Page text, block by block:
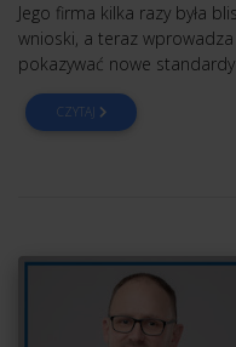
Jego firma kilka razy była
wnioski, a teraz
pokazywać nowe
CZYTAJ